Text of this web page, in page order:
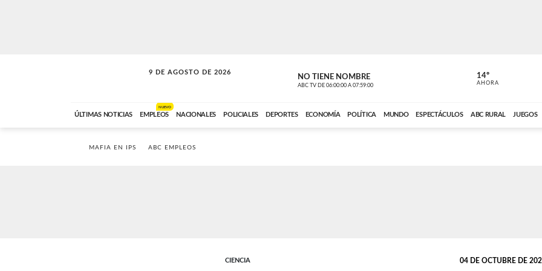
9 DE AGOSTO DE 2026
SOLO MÚSICA NO TIENE NOMBRE
ABC TV DE 06:00:00 A 07:59:00 ABC CARDINAL
14º
AHORA
ÚLTIMAS NOTICIAS EMPLEOS
NUEVO
NACIONALES POLICIALES DEPORTES ECONOMÍA POLÍTICA MUNDO ESPECTÁCULOS ABC RURAL JUEGOS
MAFIA EN IPS ABC EMPLEOS
CIENCIA 04 DE OCTUBRE DE